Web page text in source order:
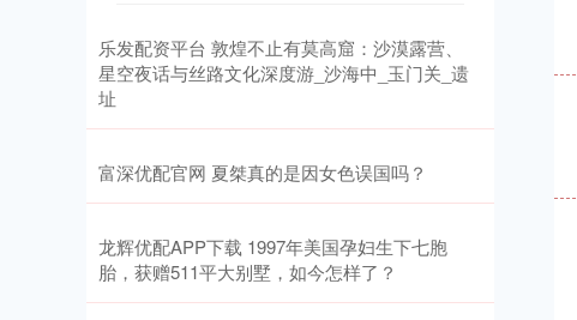
乐发配资平台 敦煌不止有莫高窟：沙漠露营、
星空夜话与丝路文化深度游_沙海中_玉门关_遗
址
富深优配官网 夏桀真的是因女色误国吗？
龙辉优配APP下载 1997年美国孕妇生下七胞
胎，获赠511平大别墅，如今怎样了？